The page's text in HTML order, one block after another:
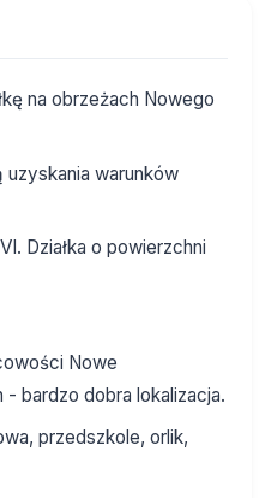
na obrzeżach Nowego
uzyskania warunków
Działka o powierzchni
Nowe
bardzo dobra lokalizacja.
przedszkole, orlik,